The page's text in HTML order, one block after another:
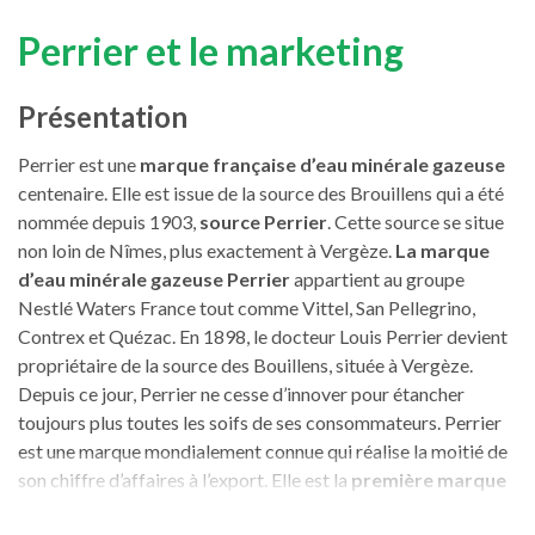
Perrier et le marketing
Présentation
Perrier est une marque française d’eau minérale gazeuse
centenaire. Elle est issue de la source des Brouillens qui a été
nommée depuis 1903, source Perrier. Cette source se situe
non loin de Nîmes, plus exactement à Vergèze. La marque
d’eau minérale gazeuse Perrierappartient au groupe
Nestlé Waters France tout comme Vittel, San Pellegrino,
Contrex et Quézac. En 1898, le docteur Louis Perrier devient
propriétaire de la source des Bouillens, située à Vergèze.
Depuis ce jour, Perrier ne cesse d’innover pour étancher
toujours plus toutes les soifs de ses consommateurs. Perrier
est une marque mondialement connue qui réalise la moitié de
son chiffre d’affaires à l’export. Elle est la première marque